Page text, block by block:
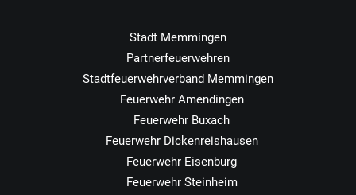
Stadt Memmingen
Partnerfeuerwehren
Stadtfeuerwehrverband Memmingen
Feuerwehr Amendingen
Feuerwehr Buxach
Feuerwehr Dickenreishausen
Feuerwehr Eisenburg
Feuerwehr Steinheim